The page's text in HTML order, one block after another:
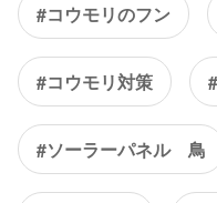
#コウモリのフン
#コウモリ対策
#ソーラーパネル 鳥